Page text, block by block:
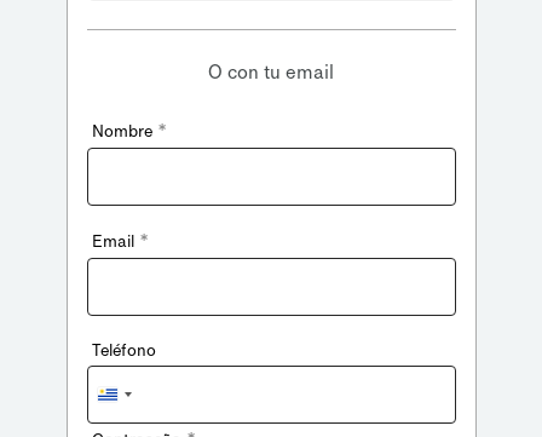
O con tu email
Nombre *
Email *
Teléfono
Uruguay
+598